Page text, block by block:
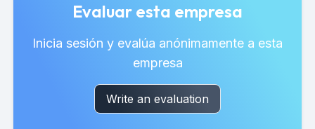
Evaluar esta empresa
Inicia sesión y evalúa anónimamente a esta
empresa
Write an evaluation